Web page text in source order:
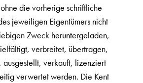
die vorherige schriftliche
jeweiligen Eigentümers nicht
Zweck heruntergeladen,
verbreitet, übertragen,
ausgestellt, verkauft, lizenziert
verwertet werden. Die Kent